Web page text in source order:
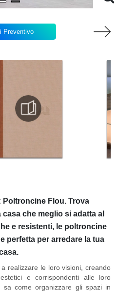
Preventivo
Poltroncine Flou. Trova
che meglio si adatta al
e resistenti, le poltroncine
perfetta per arredare la tua
realizzare le loro visioni, creando
e corrispondenti alle loro
sa come organizzare gli spazi in